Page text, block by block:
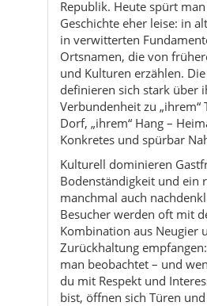
definieren sich stark über
Verbundenheit zu „ihrem“
Dorf, „ihrem“ Hang –
Konkretes und spürbar
Kulturell dominieren
Bodenständigkeit und ein
manchmal auch
Besucher werden oft mit
Kombination aus Neugier
Zurückhaltung empfangen:
man beobachtet – und
du mit Respekt und
bist, öffnen sich Türen und
Dann sitzt du vielleicht
Küche, vor dir dampfen
einfache Suppe, und
sich das Dorf in den
verändert hat.